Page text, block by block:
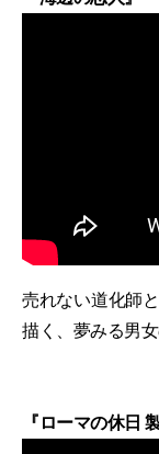
売れない道化師
描く、夢みる男
『ローマの休日